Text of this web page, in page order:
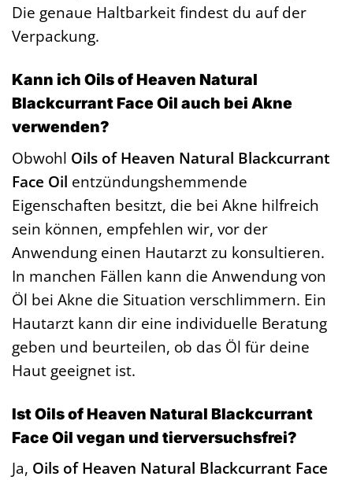
Die genaue Haltbarkeit findest du auf der
Verpackung.
Kann ich Oils of Heaven Natural
Blackcurrant Face Oil auch bei Akne
verwenden?
Obwohl Oils of Heaven Natural Blackcurrant
Face Oil entzündungshemmende
Eigenschaften besitzt, die bei Akne hilfreich
sein können, empfehlen wir, vor der
Anwendung einen Hautarzt zu konsultieren.
In manchen Fällen kann die Anwendung von
Öl bei Akne die Situation verschlimmern. Ein
Hautarzt kann dir eine individuelle Beratung
geben und beurteilen, ob das Öl für deine
Haut geeignet ist.
Ist Oils of Heaven Natural Blackcurrant
Face Oil vegan und tierversuchsfrei?
Ja, Oils of Heaven Natural Blackcurrant Face